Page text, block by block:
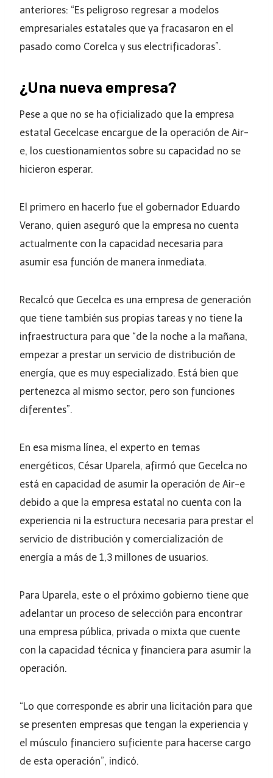
anteriores: “Es peligroso regresar a modelos
empresariales estatales que ya fracasaron en el
pasado como Corelca y sus electrificadoras”.
¿Una nueva empresa?
Pese a que no se ha oficializado que la empresa
estatal Gecelcase encargue de la operación de Air-
e, los cuestionamientos sobre su capacidad no se
hicieron esperar.
El primero en hacerlo fue el gobernador Eduardo
Verano, quien aseguró que la empresa no cuenta
actualmente con la capacidad necesaria para
asumir esa función de manera inmediata.
Recalcó que Gecelca es una empresa de generación
que tiene también sus propias tareas y no tiene la
infraestructura para que “de la noche a la mañana,
empezar a prestar un servicio de distribución de
energía, que es muy especializado. Está bien que
pertenezca al mismo sector, pero son funciones
diferentes”.
En esa misma línea, el experto en temas
energéticos, César Uparela, afirmó que Gecelca no
está en capacidad de asumir la operación de Air-e
debido a que la empresa estatal no cuenta con la
experiencia ni la estructura necesaria para prestar el
servicio de distribución y comercialización de
energía a más de 1,3 millones de usuarios.
Para Uparela, este o el próximo gobierno tiene que
adelantar un proceso de selección para encontrar
una empresa pública, privada o mixta que cuente
con la capacidad técnica y financiera para asumir la
operación.
“Lo que corresponde es abrir una licitación para que
se presenten empresas que tengan la experiencia y
el músculo financiero suficiente para hacerse cargo
de esta operación”, indicó.